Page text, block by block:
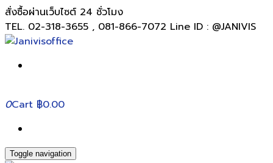
สั่งซื้อผ่านเว็บไซต์ 24 ชั่วโมง
TEL. 02-318-3655 , 081-866-7072 Line ID : @JANIVIS
0Cart ฿0.00
Toggle navigation